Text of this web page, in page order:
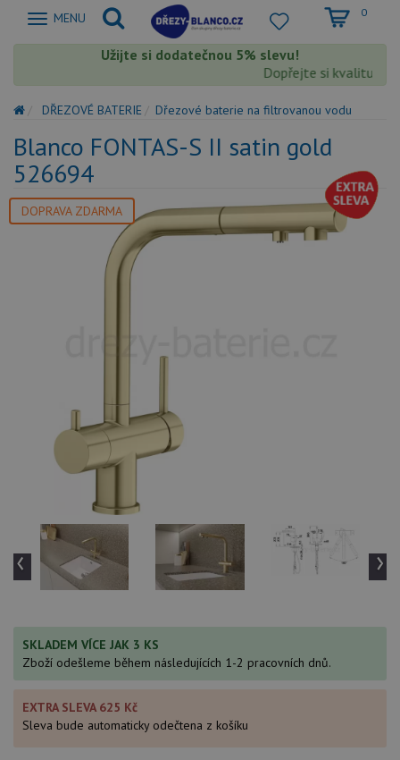
Zobrazit
MENU 0
Užijte si dodatečnou 5% slevu!
Dopřejte si kvalitu
DŘEZOVÉ BATERIE Dřezové baterie na filtrovanou vodu
Blanco FONTAS-S II satin gold
526694
DOPRAVA ZDARMA
‹ ›
SKLADEM VÍCE JAK 3 KS
Zboží odešleme během následujících 1-2 pracovních dnů.
EXTRA SLEVA 625 Kč
Sleva bude automaticky odečtena z košíku